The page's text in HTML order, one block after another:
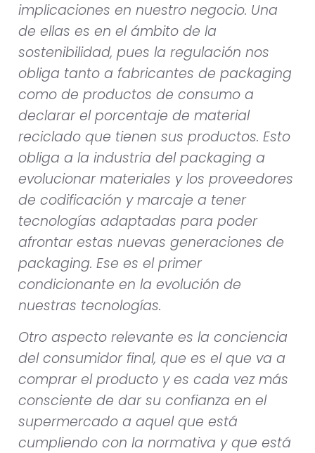
implicaciones en nuestro negocio. Una
de ellas es en el ámbito de la
sostenibilidad, pues la regulación nos
obliga tanto a fabricantes de packaging
como de productos de consumo a
declarar el porcentaje de material
reciclado que tienen sus productos. Esto
obliga a la industria del packaging a
evolucionar materiales y los proveedores
de codificación y marcaje a tener
tecnologías adaptadas para poder
afrontar estas nuevas generaciones de
packaging. Ese es el primer
condicionante en la evolución de
nuestras tecnologías.
Otro aspecto relevante es la conciencia
del consumidor final, que es el que va a
comprar el producto y es cada vez más
consciente de dar su confianza en el
supermercado a aquel que está
cumpliendo con la normativa y que está